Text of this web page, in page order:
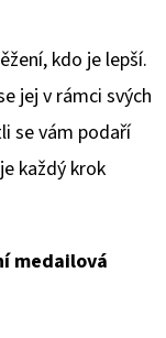
kdo je lepší.
jej v rámci svých
se vám podaří
každý krok
medailová